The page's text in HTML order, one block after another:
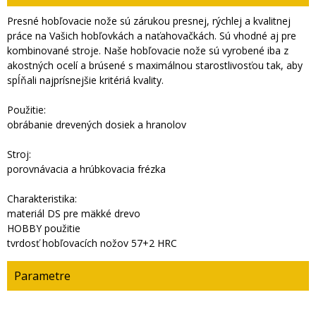
Presné hobľovacie nože sú zárukou presnej, rýchlej a kvalitnej
práce na Vašich hobľovkách a naťahovačkách. Sú vhodné aj pre
kombinované stroje. Naše hobľovacie nože sú vyrobené iba z
akostných ocelí a brúsené s maximálnou starostlivosťou tak, aby
spĺňali najprísnejšie kritériá kvality.
Použitie:
obrábanie drevených dosiek a hranolov
Stroj:
porovnávacia a hrúbkovacia frézka
Charakteristika:
materiál DS pre mäkké drevo
HOBBY použitie
tvrdosť hobľovacích nožov 57+2 HRC
Parametre